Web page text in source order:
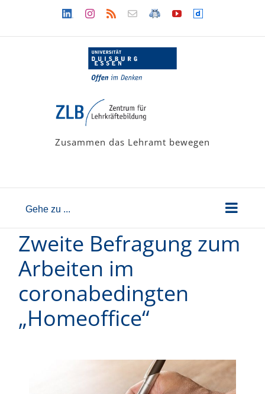
LinkedinInstagram
Rss Newsletter
LehramtsWiki
YouTubeDailymotion
Zusammen das Lehramt bewegen
Gehe zu ...
Zweite Befragung zum
Arbeiten im
coronabedingten
„Homeoffice“